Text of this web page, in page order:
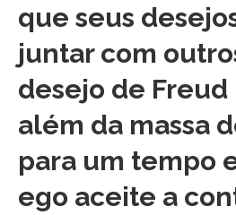
que seus
juntar com
desejo de Freud
além da massa
para um tempo
ego aceite a